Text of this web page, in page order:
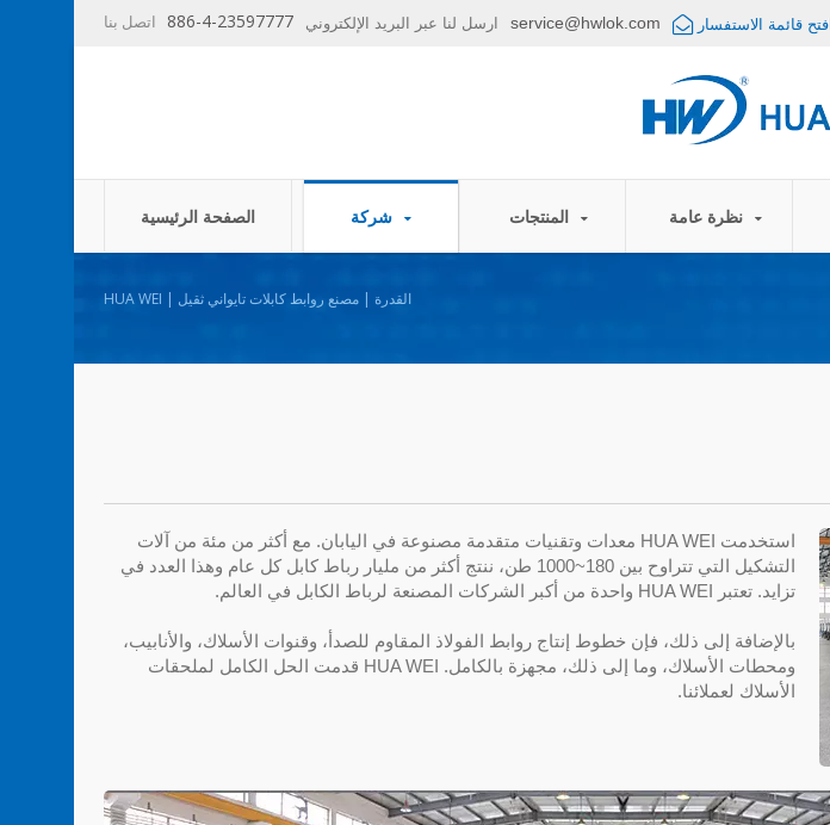
886-4-23597777 service@hwlok.com افتح قائمة الاستفسار
الصفحة الرئيسية المنتجات نظرة عامة
القدرة | مصنع روابط كابلات تايواني ثقيل | HUA WEI
استخدمت HUA WEI معدات وتقنيات متقدمة مصنوعة في اليابان. مع أكثر من مئة من آلات
التشكيل التي تتراوح بين 180~1000 طن، ننتج أكثر من مليار رباط كابل كل عام وهذا العدد في
تزايد. تعتبر HUA WEI واحدة من أكبر الشركات المصنعة لرباط الكابل في العالم.
بالإضافة إلى ذلك، فإن خطوط إنتاج روابط الفولاذ المقاوم للصدأ، وقنوات الأسلاك، والأنابيب،
ومحطات الأسلاك، وما إلى ذلك، مجهزة بالكامل. HUA WEI قدمت الحل الكامل لملحقات
الأسلاك لعملائنا.